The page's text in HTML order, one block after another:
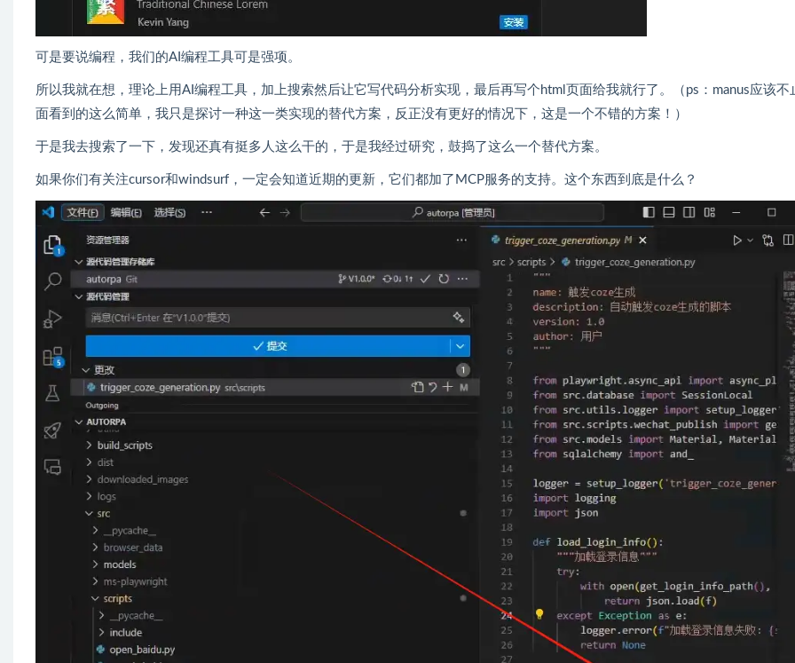
可是要说编程，我们的AI编程工具可是强项。​
所以我就在想，理论上用AI编程工具，加上搜索然后让它写代码分析实现，最后再写个html页面给我就行了。（ps：manus应该不
面看到的这么简单，我只是探讨一种这一类实现的替代方案，反正没有更好的情况下，这是一个不错的方案！）​
于是我去搜索了一下，发现还真有挺多人这么干的，于是我经过研究，鼓捣了这么一个替代方案。
如果你们有关注cursor和windsurf，一定会知道近期的更新，它们都加了MCP服务的支持。这个东西到底是什么？